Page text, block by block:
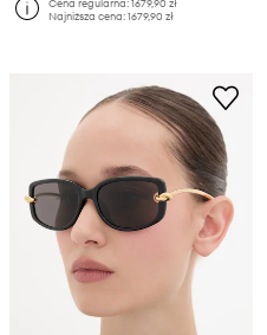
Cena regularna:1679,90 zł
Najniższa cena:1679,90 zł